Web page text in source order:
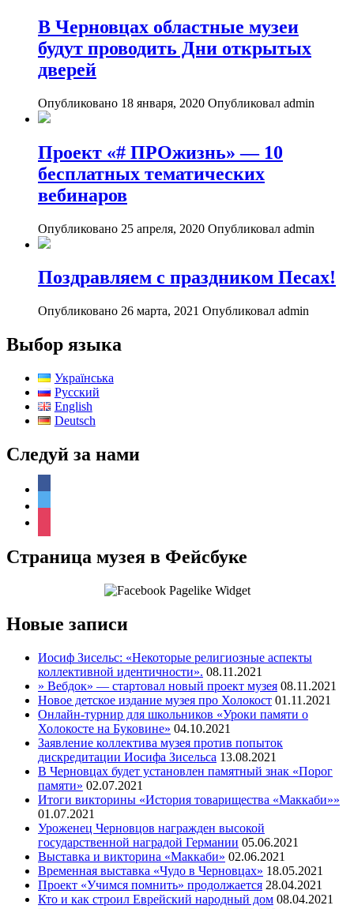
В Черновцах областные музеи
будут проводить Дни открытых
дверей
Опубликовано 18 января, 2020 Опубликовал admin
Проект «# ПРОжизнь» — 10
бесплатных тематических
вебинаров
Опубликовано 25 апреля, 2020 Опубликовал admin
Поздравляем с праздником Песах!
Опубликовано 26 марта, 2021 Опубликовал admin
Выбор языка
Українська
Русский
English
Deutsch
Следуй за нами
Страница музея в Фейсбуке
Новые записи
Иосиф Зисельс: «Некоторые религиозные аспекты
коллективной идентичности». 08.11.2021
» Вебдок» — стартовал новый проект музея 08.11.2021
Новое детское издание музея про Холокост 01.11.2021
Онлайн-турнир для школьников «Уроки памяти о
Холокосте на Буковине» 04.10.2021
Заявление коллектива музея против попыток
дискредитации Иосифа Зисельса 13.08.2021
В Черновцах будет установлен памятный знак «Порог
памяти» 02.07.2021
Итоги викторины «История товарищества «Маккаби»»
01.07.2021
Уроженец Черновцов награжден высокой
государственной наградой Германии 05.06.2021
Выставка и викторина «Маккаби» 02.06.2021
Временная выставка «Чудо в Черновцах» 18.05.2021
Проект «Учимся помнить» продолжается 28.04.2021
Кто и как строил Еврейский народный дом 08.04.2021